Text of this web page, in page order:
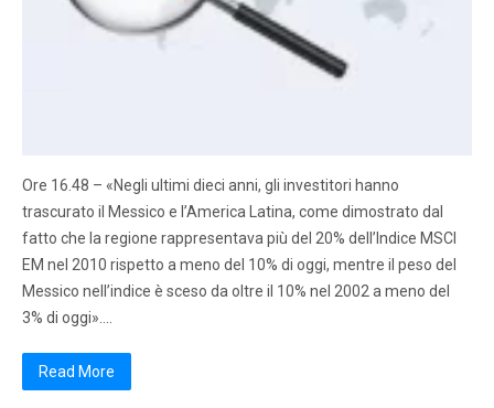
Ore 16.48 – «Negli ultimi dieci anni, gli investitori hanno
trascurato il Messico e l’America Latina, come dimostrato dal
fatto che la regione rappresentava più del 20% dell’Indice MSCI
EM nel 2010 rispetto a meno del 10% di oggi, mentre il peso del
Messico nell’indice è sceso da oltre il 10% nel 2002 a meno del
3% di oggi»….
Read More